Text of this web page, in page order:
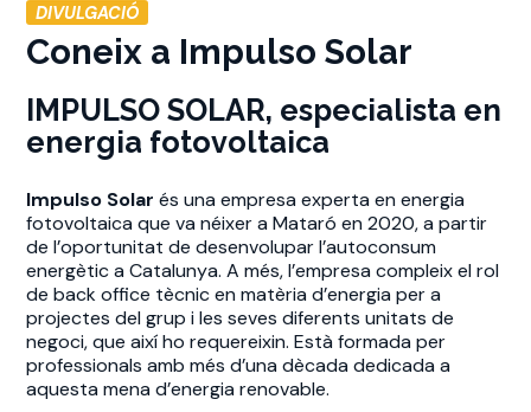
DIVULGACIÓ
Coneix a Impulso Solar
IMPULSO SOLAR, especialista en
energia fotovoltaica
Impulso Solar és una empresa experta en energia
fotovoltaica que va néixer a Mataró en 2020, a partir
de l’oportunitat de desenvolupar l’autoconsum
energètic a Catalunya. A més, l’empresa compleix el rol
de back office tècnic en matèria d’energia per a
projectes del grup i les seves diferents unitats de
negoci, que així ho requereixin. Està formada per
professionals amb més d’una dècada dedicada a
aquesta mena d’energia renovable.